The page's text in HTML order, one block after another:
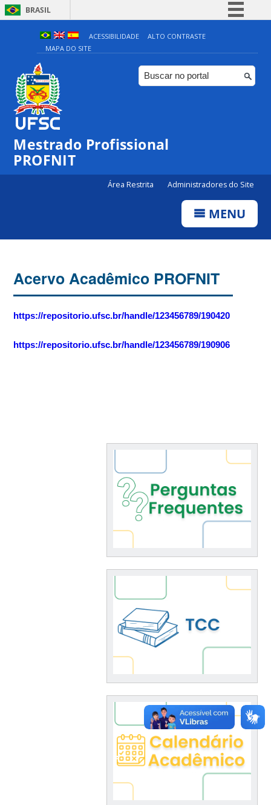
BRASIL
Simplifique!
Comunica BR
Participe
ACESSIBILIDADE
ALTO CONTRASTE
MAPA DO SITE
Mestrado Profissional
PROFNIT
Área Restrita Administradores do Site
MENU
Acervo Acadêmico PROFNIT
https://repositorio.ufsc.br/handle/123456789/190420
https://repositorio.ufsc.br/handle/123456789/190906